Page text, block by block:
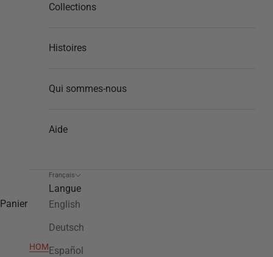
Collections
Histoires
Qui sommes-nous
Aide
Français
Langue
English
Deutsch
Español
Panier
HOME>CE7013